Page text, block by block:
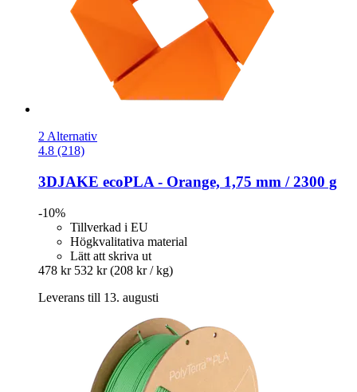
2 Alternativ
4.8 (218)
3DJAKE ecoPLA -​ Orange, 1,75 mm / 2300 g
-10%
Tillverkad i EU
Högkvalitativa material
Lätt att skriva ut
478 kr 532 kr (208 kr / kg)
Leverans till 13. augusti